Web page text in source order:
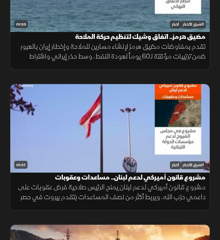
01:33 الشرق للأخبار أخبار
مضيق هرمز.. اتفاق وشيك لتنظيم حركة الملاحة
تقدم بمفاوضات مضيق هرمز لإنشاء مسارين للملاحة وإخطار إيران بالعبور
ضمن ترتيبات مؤقتة لـ60 يوماً لعودة النفط، وسط حذر إيراني واشتراط
01:37 الشرق للأخبار أخبار
مشروع قانون أميركي لدعم لبنان.. مساعدات وعقوبات
مشروع قانون أميركي لدعم لبنان يمنح الرئيس صلاحية فرض عقوبات على
داعمي حزب الله، ويربط أكثر من نصف المساعدات بتقدم بيروت في حصر